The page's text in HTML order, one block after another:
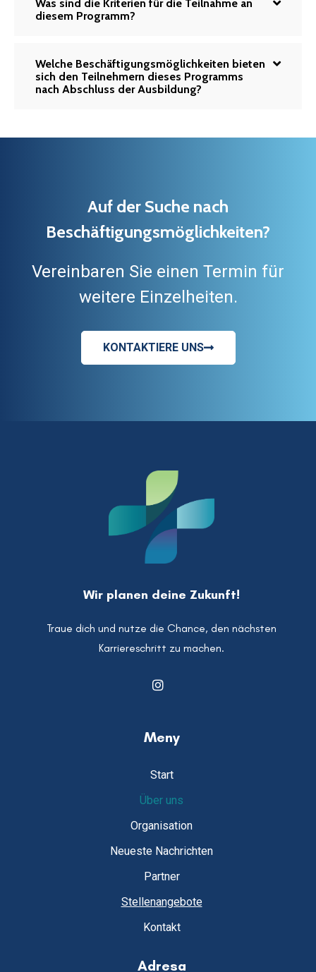
Was sind die Kriterien für die Teilnahme an
diesem Programm?
Welche Beschäftigungsmöglichkeiten bieten
sich den Teilnehmern dieses Programms
nach Abschluss der Ausbildung?
Auf der Suche nach
Beschäftigungsmöglichkeiten?
Vereinbaren Sie einen Termin für
weitere Einzelheiten.
KONTAKTIERE UNS
Wir planen deine Zukunft!
Traue dich und nutze die Chance, den nächsten
Karriereschritt zu machen.
Meny
Start
Über uns
Organisation
Neueste Nachrichten
Partner
Stellenangebote
Kontakt
Adresa